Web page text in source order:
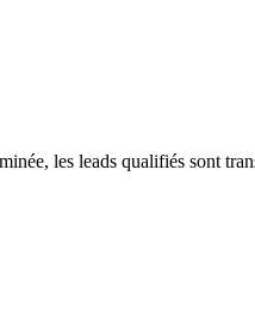
les leads qualifiés sont